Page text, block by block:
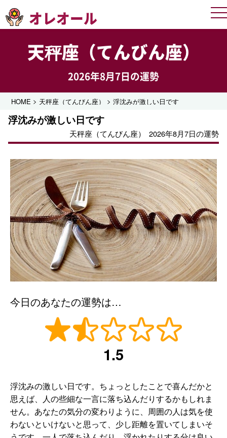
オレオール
天秤座（てんびん座）
2026年8月7日の運勢
HOME > 天秤座（てんびん座） >浮沈みが激しい日です
浮沈みが激しい日です
天秤座（てんびん座） 2026年8月7日の運勢
今日のあなたの運勢は…
1.5
浮沈みの激しい日です。ちょっとしたことで喜んだかと
思えば、人の些細な一言に落ち込んだりするかもしれま
せん。あなたの気分の変わりように、周囲の人は気を使
わないといけないと思って、少し距離を置いてしまいそ